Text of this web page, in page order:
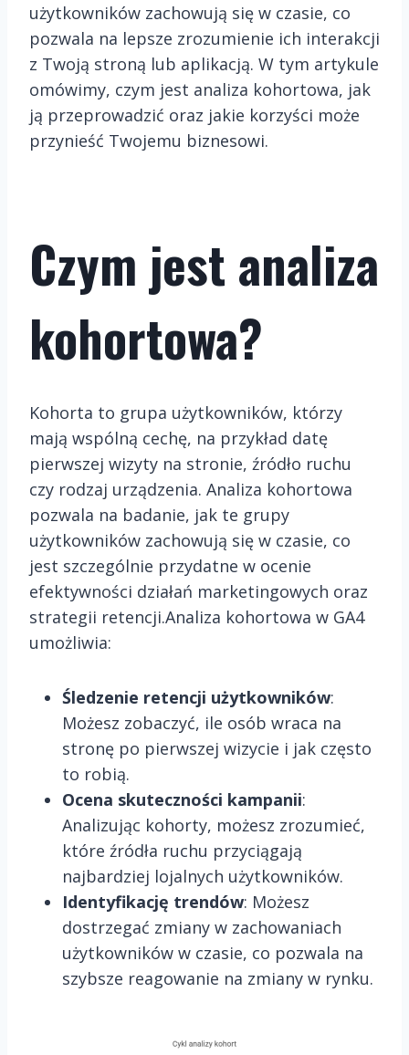
użytkowników zachowują się w czasie, co
pozwala na lepsze zrozumienie ich interakcji
z Twoją stroną lub aplikacją. W tym artykule
omówimy, czym jest analiza kohortowa, jak
ją przeprowadzić oraz jakie korzyści może
przynieść Twojemu biznesowi.
Czym jest analiza
kohortowa?
Kohorta to grupa użytkowników, którzy
mają wspólną cechę, na przykład datę
pierwszej wizyty na stronie, źródło ruchu
czy rodzaj urządzenia. Analiza kohortowa
pozwala na badanie, jak te grupy
użytkowników zachowują się w czasie, co
jest szczególnie przydatne w ocenie
efektywności działań marketingowych oraz
strategii retencji.Analiza kohortowa w GA4
umożliwia:
Śledzenie retencji użytkowników:
Możesz zobaczyć, ile osób wraca na
stronę po pierwszej wizycie i jak często
to robią.
Ocena skuteczności kampanii:
Analizując kohorty, możesz zrozumieć,
które źródła ruchu przyciągają
najbardziej lojalnych użytkowników.
Identyfikację trendów: Możesz
dostrzegać zmiany w zachowaniach
użytkowników w czasie, co pozwala na
szybsze reagowanie na zmiany w rynku.